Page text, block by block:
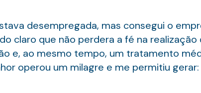
desempregada, mas consegui o
claro que não perdera a fé na realização
e, ao mesmo tempo, um tratamento
operou um milagre e me permitiu